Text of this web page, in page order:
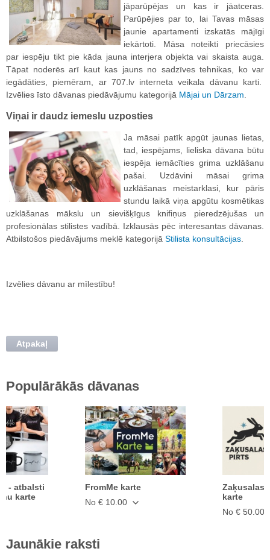
jāparūpējas un kas ir jāatceras.
Parūpējies par to, lai Tavas māsas
jaunie apartamenti izskatās mājīgi
iekārtoti. Māsa noteikti priecāsies
par iespēju tikt pie kāda jauna interjera objekta vai skaista auga.
Tāpat noderēs arī kaut kas jauns no sadzīves tehnikas, ko var
iegādāties, piemēram, ar 707.lv interneta veikala dāvanu karti.
Izvēlies īsto dāvanas piedāvājumu kategorijā Mājai un Dārzam
Viņai ir daudz iemeslu uzposties
Ja māsai patīk apgūt jaunas lietas,
tad, iespējams, lieliska dāvana būtu
iespēja iemācīties grima uzklāšanu
pašai. Uzdāvini māsai grima
uzklāšanas meistarklasi, kur pāris
stundu laikā viņa apgūtu kosmētikas
uzklāšanas mākslu un sievišķīgus knifiņus pieredzējušas un
profesionālas stilistes vadībā. Izklausās pēc interesantas dāvanas.
Atbilstošos piedāvājums meklē kategorijā Stilista konsultācijas
Izvēlies dāvanu ar mīlestību!
Atpakaļ
Populārākās dāvanas
- atbalsti
karte
FromMe karte
No € 10.00
Zaķusalas
karte
No € 50.00
Jaunākie raksti